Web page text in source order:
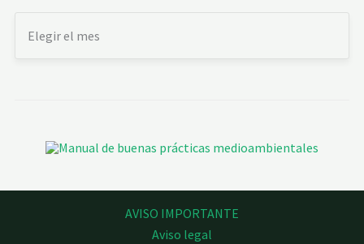
AVISO IMPORTANTE
Aviso legal